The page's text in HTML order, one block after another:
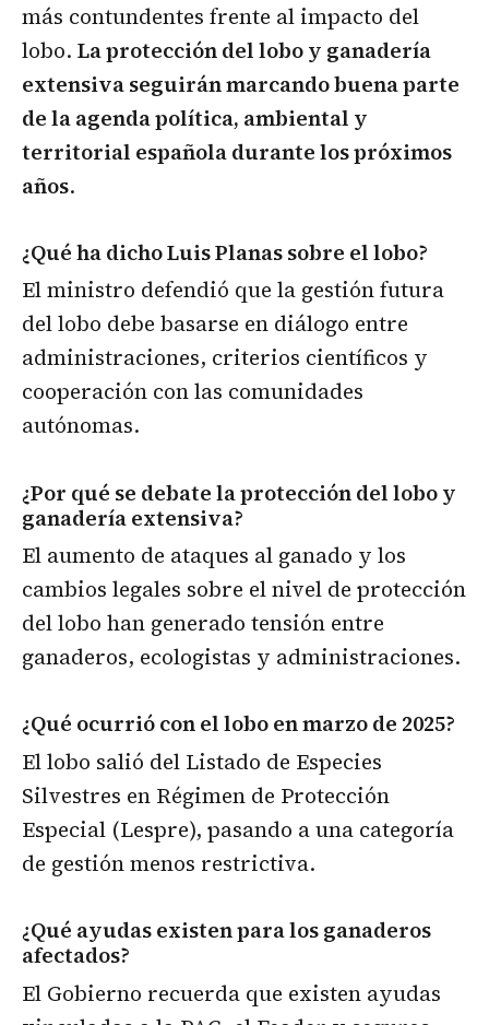
más contundentes frente al impacto del
lobo. La protección del lobo y ganadería
extensiva seguirán marcando buena parte
de la agenda política, ambiental y
territorial española durante los próximos
años.
¿Qué ha dicho Luis Planas sobre el lobo?
El ministro defendió que la gestión futura
del lobo debe basarse en diálogo entre
administraciones, criterios científicos y
cooperación con las comunidades
autónomas.
¿Por qué se debate la protección del lobo y
ganadería extensiva?
El aumento de ataques al ganado y los
cambios legales sobre el nivel de protección
del lobo han generado tensión entre
ganaderos, ecologistas y administraciones.
¿Qué ocurrió con el lobo en marzo de 2025?
El lobo salió del Listado de Especies
Silvestres en Régimen de Protección
Especial (Lespre), pasando a una categoría
de gestión menos restrictiva.
¿Qué ayudas existen para los ganaderos
afectados?
El Gobierno recuerda que existen ayudas